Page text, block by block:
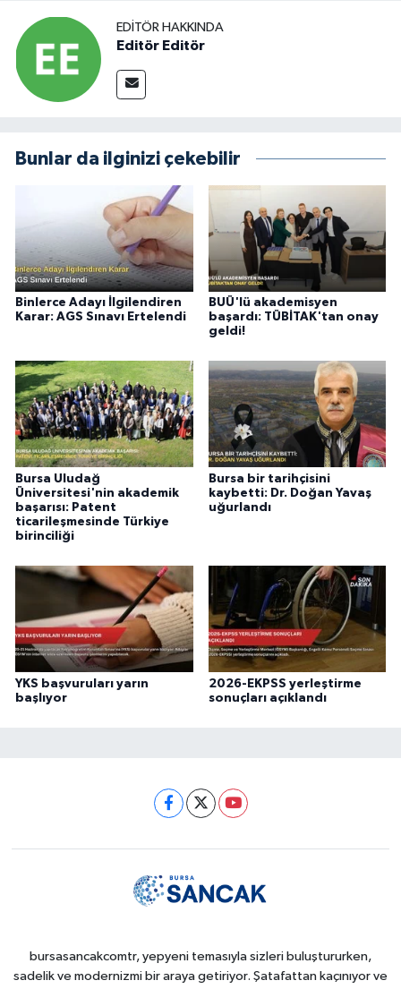
EDITÖR HAKKINDA
Editör Editör
Bunlar da ilginizi çekebilir
Binlerce Adayı İlgilendiren
Karar: AGS Sınavı Ertelendi
BUÜ'lü akademisyen
başardı: TÜBİTAK'tan onay
geldi!
Bursa Uludağ
Üniversitesi'nin akademik
başarısı: Patent
ticarileşmesinde Türkiye
birinciliği
Bursa bir tarihçisini
kaybetti: Dr. Doğan Yavaş
uğurlandı
YKS başvuruları yarın
başlıyor
2026-EKPSS yerleştirme
sonuçları açıklandı
bursasancakcomtr, yepyeni temasıyla sizleri buluştururken,
sadelik ve modernizmi bir araya getiriyor. Şatafattan kaçınıyor ve